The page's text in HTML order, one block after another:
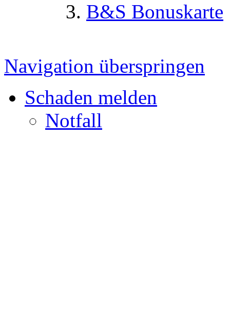
B&S Bonuskarte
Navigation überspringen
Schaden melden
Notfall